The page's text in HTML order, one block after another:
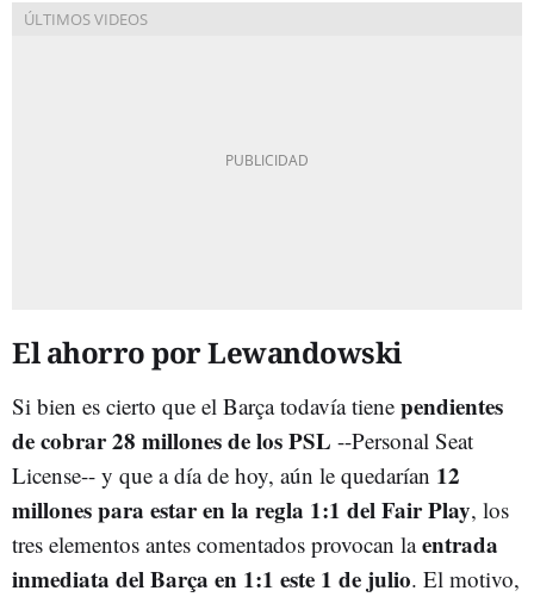
El ahorro por Lewandowski
Si bien es cierto que el Barça todavía tiene pendientes
de cobrar 28 millones de los PSL --Personal Seat
License-- y que a día de hoy, aún le quedarían 12
millones para estar en la regla 1:1 del Fair Play, los
tres elementos antes comentados provocan laentrada
inmediata del Barça en 1:1 este 1 de julio. El motivo,